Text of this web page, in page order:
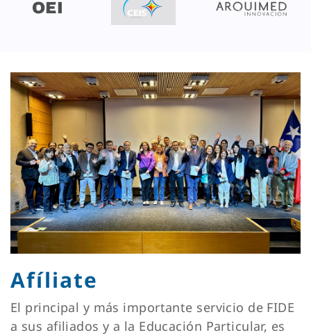
Afíliate
El principal y más importante servicio de FIDE
a sus afiliados y a la Educación Particular, es